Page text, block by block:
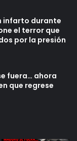
infarto durante
el terror que
por la presión
fuera… ahora
que regrese